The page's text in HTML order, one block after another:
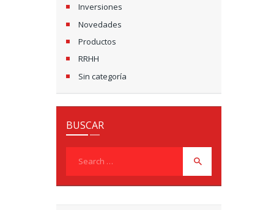
Inversiones
Novedades
Productos
RRHH
Sin categoría
BUSCAR